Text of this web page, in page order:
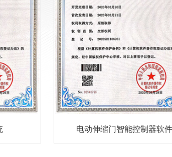
电动伸缩门智能控制器软件